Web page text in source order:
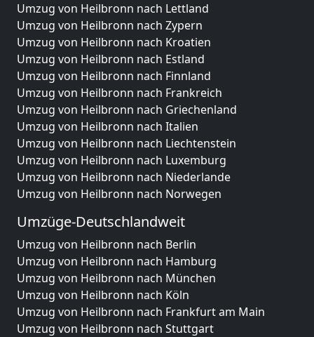
Umzug von Heilbronn nach Lettland
Umzug von Heilbronn nach Zypern
Umzug von Heilbronn nach Kroatien
Umzug von Heilbronn nach Estland
Umzug von Heilbronn nach Finnland
Umzug von Heilbronn nach Frankreich
Umzug von Heilbronn nach Griechenland
Umzug von Heilbronn nach Italien
Umzug von Heilbronn nach Liechtenstein
Umzug von Heilbronn nach Luxemburg
Umzug von Heilbronn nach Niederlande
Umzug von Heilbronn nach Norwegen
Umzüge-Deutschlandweit
Umzug von Heilbronn nach Berlin
Umzug von Heilbronn nach Hamburg
Umzug von Heilbronn nach München
Umzug von Heilbronn nach Köln
Umzug von Heilbronn nach Frankfurt am Main
Umzug von Heilbronn nach Stuttgart